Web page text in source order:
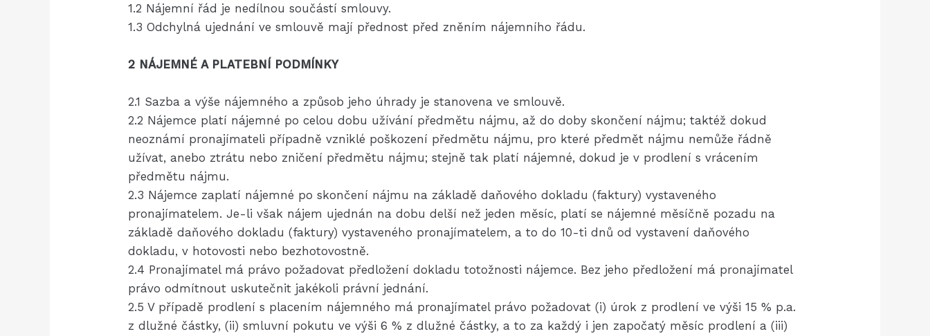
1.2 Nájemní řád je nedílnou součástí smlouvy.
1.3 Odchylná ujednání ve smlouvě mají přednost před zněním nájemního řádu.
2 NÁJEMNÉ A PLATEBNÍ PODMÍNKY
2.1 Sazba a výše nájemného a způsob jeho úhrady je stanovena ve smlouvě.
2.2 Nájemce platí nájemné po celou dobu užívání předmětu nájmu, až do doby skončení nájmu; taktéž dokud
neoznámí pronajímateli případně vzniklé poškození předmětu nájmu, pro které předmět nájmu nemůže řádně
užívat, anebo ztrátu nebo zničení předmětu nájmu; stejně tak platí nájemné, dokud je v prodlení s vrácením
předmětu nájmu.
2.3 Nájemce zaplatí nájemné po skončení nájmu na základě daňového dokladu (faktury) vystaveného
pronajímatelem. Je-li však nájem ujednán na dobu delší než jeden měsíc, platí se nájemné měsíčně pozadu na
základě daňového dokladu (faktury) vystaveného pronajímatelem, a to do 10-ti dnů od vystavení daňového
dokladu, v hotovosti nebo bezhotovostně.
2.4 Pronajímatel má právo požadovat předložení dokladu totožnosti nájemce. Bez jeho předložení má pronajímatel
právo odmítnout uskutečnit jakékoli právní jednání.
2.5 V případě prodlení s placením nájemného má pronajímatel právo požadovat (i) úrok z prodlení ve výši 15 % p.a.
z dlužné částky, (ii) smluvní pokutu ve výši 6 % z dlužné částky, a to za každý i jen započatý měsíc prodlení a (iii)